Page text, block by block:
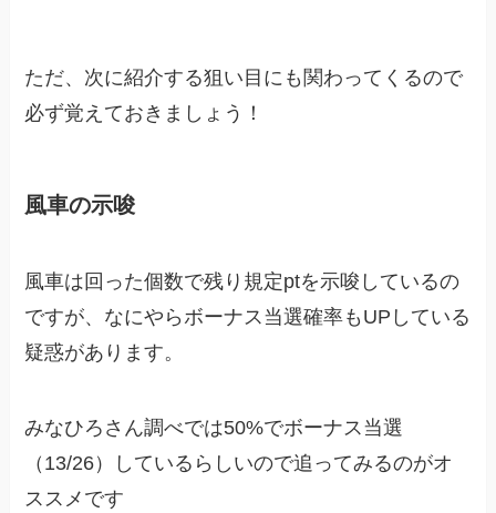
ただ、次に紹介する狙い目にも関わってくるので
必ず覚えておきましょう！
風車の示唆
風車は回った個数で残り規定ptを示唆しているの
ですが、なにやらボーナス当選確率もUPしている
疑惑があります。
みなひろさん調べでは50%でボーナス当選
（13/26）しているらしいので追ってみるのがオ
ススメです